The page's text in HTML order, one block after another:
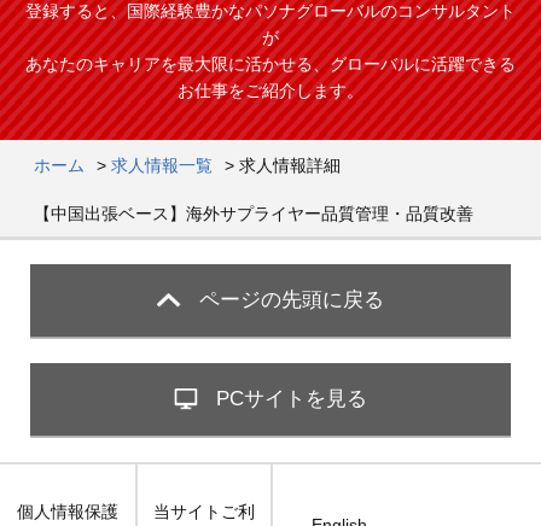
登録すると、国際経験豊かなパソナグローバルのコンサルタント
が
あなたのキャリアを最大限に活かせる、グローバルに活躍できる
お仕事をご紹介します。
ホーム > 求人情報一覧 > 求人情報詳細
【中国出張ベース】海外サプライヤー品質管理・品質改善
ページの先頭に戻る
PCサイトを見る
個人情報保護 当サイトご利